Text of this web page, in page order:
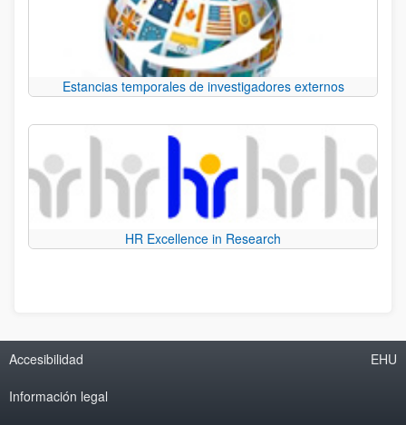
Estancias temporales de investigadores externos
HR Excellence in Research
Accesibilidad
Información legal
EHU